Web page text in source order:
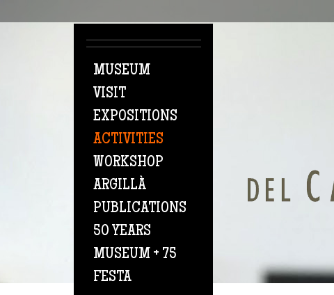
MUSEUM
VISIT
EXPOSITIONS
ACTIVITIES
WORKSHOP
ARGILLÀ
PUBLICATIONS
50 YEARS
MUSEUM + 75
FESTA